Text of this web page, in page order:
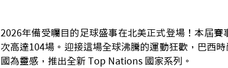
2026年備受矚目的足球盛事在北美正式登場！本屆
次高達104場。迎接這場全球沸騰的運動狂歡，巴西
國為靈感，推出全新 Top Nations 國家系列。